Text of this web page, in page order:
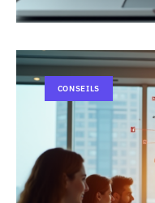
CONSEILS